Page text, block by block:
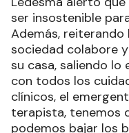
ser insostenible
Además,
sociedad colabore
su casa, saliendo
con todos los
clínicos, el
terapista, tenemos
podemos bajar los